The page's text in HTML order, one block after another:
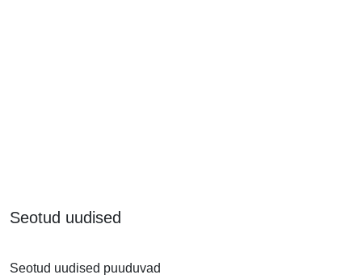
Seotud uudised
Seotud uudised puuduvad